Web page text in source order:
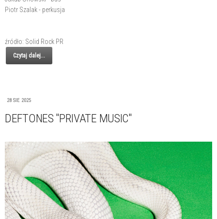
Piotr Szalak - perkusja
źródło: Solid Rock PR
Czytaj dalej...
28 SIE 2025
DEFTONES "PRIVATE MUSIC"